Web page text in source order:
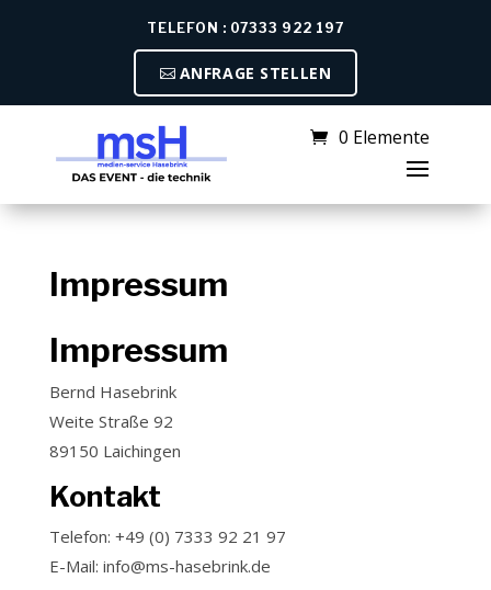
TELEFON : 07333 922 197
ANFRAGE STELLEN
0 Elemente
Impressum
Impressum
Bernd Hasebrink
Weite Straße 92
89150 Laichingen
Kontakt
Telefon: +49 (0) 7333 92 21 97
E-Mail: info@ms-hasebrink.de